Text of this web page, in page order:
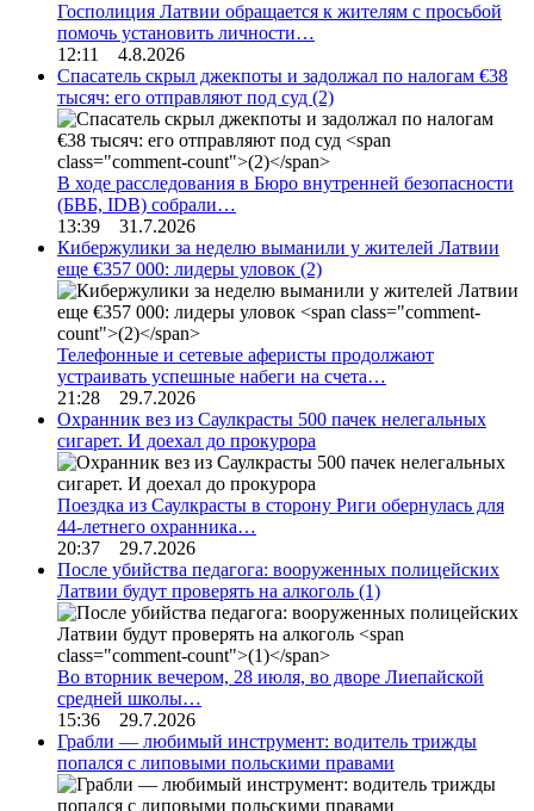
Госполиция Латвии обращается к жителям с просьбой
помочь установить личности…
12:11 4.8.2026
Спасатель скрыл джекпоты и задолжал по налогам €38
тысяч: его отправляют под суд (2)
В ходе расследования в Бюро внутренней безопасности
(БВБ, IDB) собрали…
13:39 31.7.2026
Кибержулики за неделю выманили у жителей Латвии
еще €357 000: лидеры уловок (2)
Телефонные и сетевые аферисты продолжают
устраивать успешные набеги на счета…
21:28 29.7.2026
Охранник вез из Саулкрасты 500 пачек нелегальных
сигарет. И доехал до прокурора
Поездка из Саулкрасты в сторону Риги обернулась для
44-летнего охранника…
20:37 29.7.2026
После убийства педагога: вооруженных полицейских
Латвии будут проверять на алкоголь (1)
Во вторник вечером, 28 июля, во дворе Лиепайской
средней школы…
15:36 29.7.2026
Грабли — любимый инструмент: водитель трижды
попался с липовыми польскими правами